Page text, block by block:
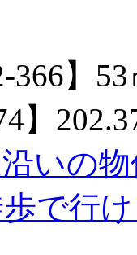
366】
】
いの
で行